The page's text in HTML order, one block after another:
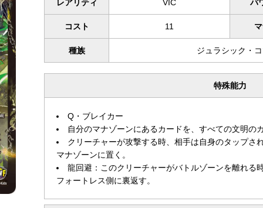
レアリティ VIC パ
コスト 11
種族 ジュラシック・
特殊能力
Q・ブレイカー
自分のマナゾーンにあるカードを、すべての文明の
クリーチャーが攻撃する時、相手は自身のタップさ
マナゾーンに置く。
龍回避：このクリーチャーがバトルゾーンを離れる
フォートレス側に裏返す。